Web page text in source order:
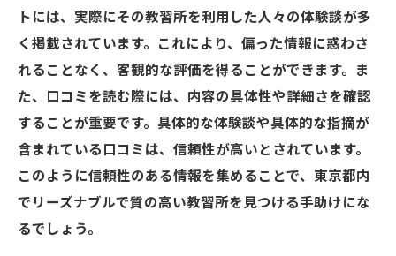
トには、実際にその教習所を利用した人々の体験談が多
く掲載されています。これにより、偏った情報に惑わさ
れることなく、客観的な評価を得ることができます。ま
た、口コミを読む際には、内容の具体性や詳細さを確認
することが重要です。具体的な体験談や具体的な指摘が
含まれている口コミは、信頼性が高いとされています。
このように信頼性のある情報を集めることで、東京都内
でリーズナブルで質の高い教習所を見つける手助けにな
るでしょう。